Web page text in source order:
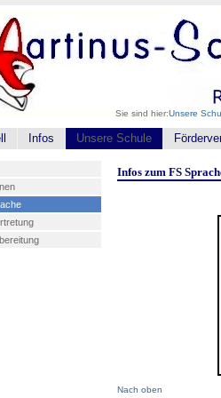
Infos Unsere Schule
Sie sind hier:Unsere
Infos zum FS
Nach oben